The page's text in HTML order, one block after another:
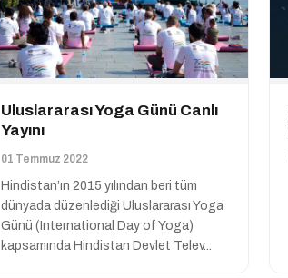
Uluslararası Yoga Günü Canlı
Yayını
01 Temmuz 2022
Hindistan’ın 2015 yılından beri tüm
dünyada düzenlediği Uluslararası Yoga
Günü (International Day of Yoga)
kapsamında Hindistan Devlet Telev...